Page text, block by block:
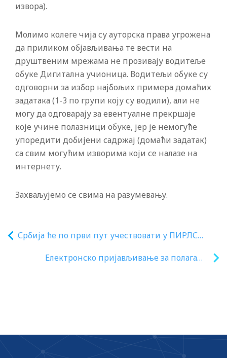
извора).
Молимо колеге чија су ауторска права угрожена
да приликом објављивања те вести на
друштвеним мрежама не прозивају водитеље
обуке Дигитална учионица. Водитељи обуке су
одговорни за избор најбољих примера домаћих
задатака (1-3 по групи коју су водили), али не
могу да одговарају за евентуалне прекршаје
које учине полазници обуке, јер је немогуће
упоредити добијени садржај (домаћи задатак)
са свим могућим изворима који се налазе на
интернету.
Захваљујемо се свима на разумевању.
Србија ће по први пут учествовати у ПИРЛС
Електронско пријављивање за полагање